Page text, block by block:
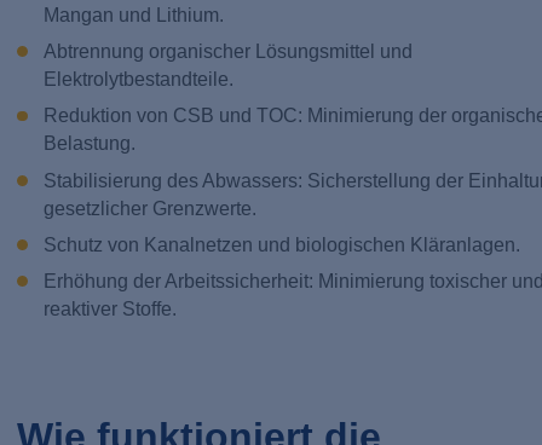
Mangan und Lithium.
Abtrennung organischer Lösungsmittel und
Elektrolytbestandteile.
Reduktion von CSB und TOC: Minimierung der
Belastung.
Stabilisierung des Abwassers: Sicherstellung der
gesetzlicher Grenzwerte.
Schutz von Kanalnetzen und biologischen Kläranlagen.
Erhöhung der Arbeitssicherheit: Minimierung toxischer
reaktiver Stoffe.